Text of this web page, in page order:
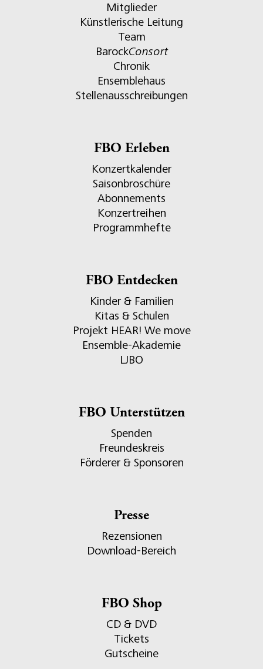
Mitglieder
Künstlerische Leitung
Team
BarockConsort
Chronik
Ensemblehaus
Stellenausschreibungen
FBO Erleben
Konzertkalender
Saisonbroschüre
Abonnements
Konzertreihen
Programmhefte
FBO Entdecken
Kinder & Familien
Kitas & Schulen
Projekt HEAR! We move
Ensemble-Akademie
LJBO
FBO Unterstützen
Spenden
Freundeskreis
Förderer & Sponsoren
Presse
Rezensionen
Download-Bereich
FBO Shop
CD & DVD
Tickets
Gutscheine